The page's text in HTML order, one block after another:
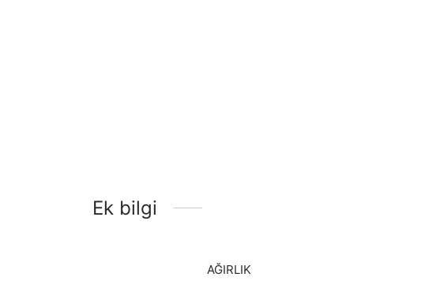
Ek bilgi
AĞIRLIK